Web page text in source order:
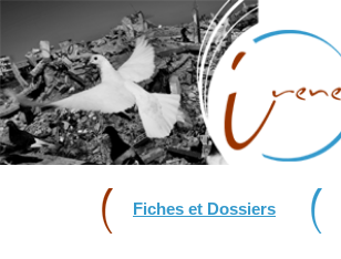
Fiches et Dossiers